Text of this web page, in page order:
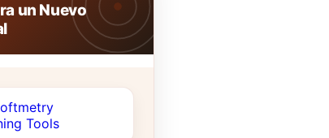
un Nuevo